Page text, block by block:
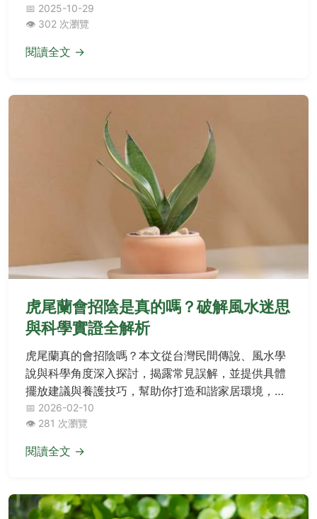
惑，讓你輕鬆掌握健康關鍵！
📅 2025-10-29
👁️ 302 次瀏覽
閱讀全文 →
虎尾蘭會招陰是真的嗎？破解風水迷思
與科學實證全解析
虎尾蘭真的會招陰嗎？本文從台灣民間傳說、風水學
說與科學角度深入探討，揭露常見誤解，並提供具體
擺放建議與養護技巧，幫助你打造和諧家居環境，不
再被迷思困擾。
📅 2026-02-10
👁️ 281 次瀏覽
閱讀全文 →